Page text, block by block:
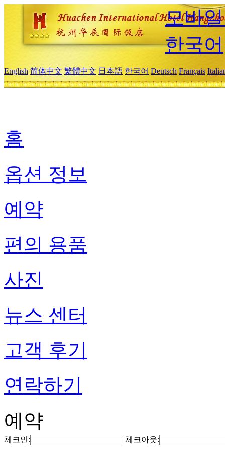
모바
한국어
English 简体中文 繁體中文 日本語 한국어 Deutsch Français
홈
옵션 정보
예약
편의 용품
사진
뉴스 센터
고객 후기
연락하기
예약
체크인: 체크아웃: